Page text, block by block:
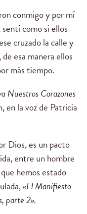
conmigo y por mí
como si ellos
cruzado la calle y
esa manera ellos
más tiempo.
Nuestros Corazones
la voz de Patricia
Dios, es un pacto
entre un hombre
hemos estado
«El Manifiesto
parte 2».